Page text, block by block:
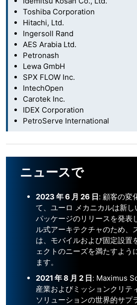
Toshiba Corporation
Hitachi, Ltd.
Ingersoll Rand
AES Arabia Ltd.
Petronash
Lewa GmbH
SPX FLOW Inc.
IntechOpen
Carotek Inc.
IDEX Corporation
PetroServe International
ニュースで
2023 年6 月 26 日: 顧客の変
て、ユーロ メカニカルは新
パッケージのリリースを発表
ル式アーキテクチャのため、
は、モバイルおよび固定設置
ェクトのニーズを満たすよう
ます。
2021 年8 月 2 日: Maximus
産業およびミッションクリテ
ソリューションの世界的サプ